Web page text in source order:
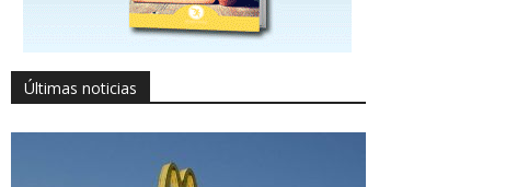
Últimas noticias